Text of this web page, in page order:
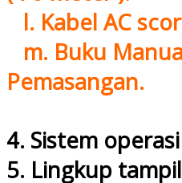
l. Kabel AC
m. Buku
Pemasangan.
4. Sistem
5. Lingkup